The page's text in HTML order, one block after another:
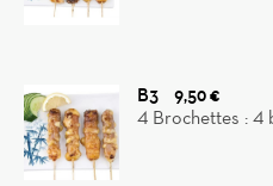
B3
9,50 €
4 Brochettes :